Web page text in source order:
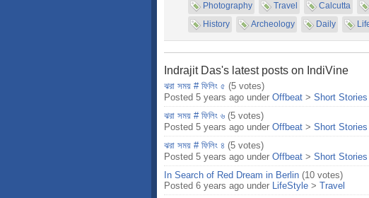
Photography
Travel Calcutta
History
Archeology Daily
Indrajit Das's latest posts on IndiVine
ঝরা সময় # ফিলিং ৫ (5 votes)
Posted 5 years ago under Offbeat > Short Stories
ঝরা সময় # ফিলিং ৬ (5 votes)
Posted 5 years ago under Offbeat > Short Stories
ঝরা সময় # ফিলিং ৪ (5 votes)
Posted 5 years ago under Offbeat > Short Stories
In Search of Red Dream in Berlin (10 votes)
Posted 6 years ago under LifeStyle > Travel